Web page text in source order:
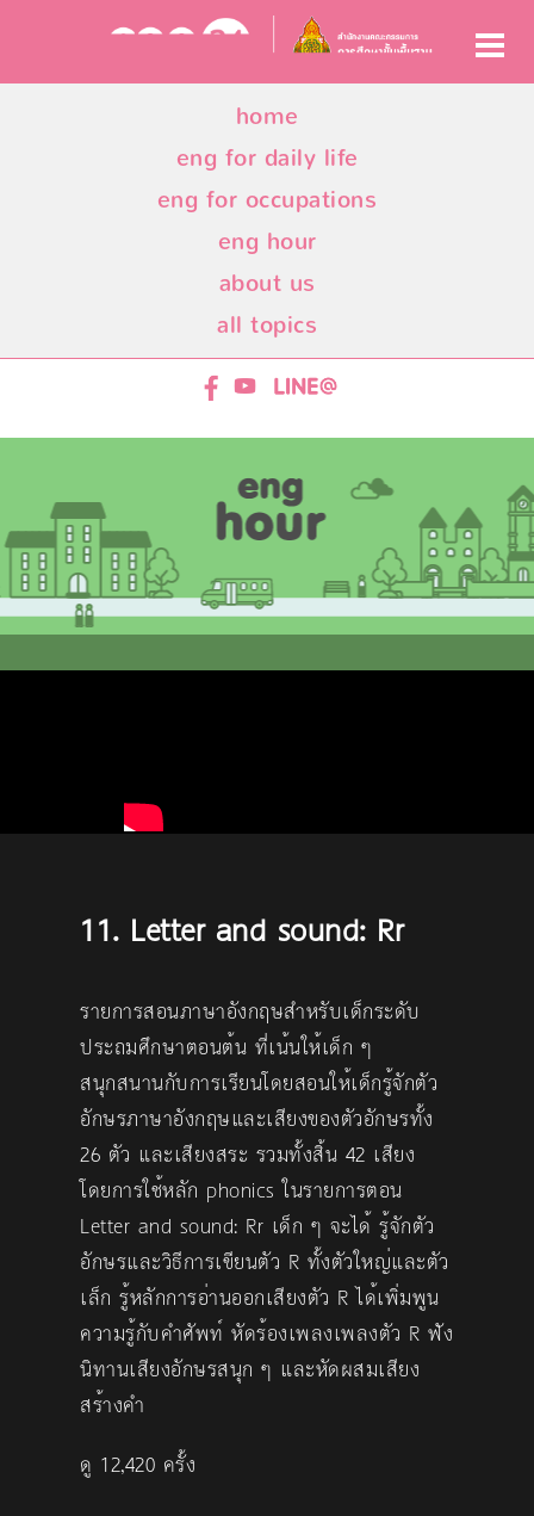
home
eng for daily life
eng for occupations
eng hour
about us
all topics
11. Letter and sound: Rr
รายการสอนภาษาอังกฤษสำหรับเด็กระดับ
ประถมศึกษาตอนต้น ที่เน้นให้เด็ก ๆ
สนุกสนานกับการเรียนโดยสอนให้เด็กรู้จักตัว
อักษรภาษาอังกฤษและเสียงของตัวอักษรทั้ง
26 ตัว และเสียงสระ รวมทั้งสิ้น 42 เสียง
โดยการใช้หลัก phonics ในรายการตอน
Letter and sound: Rr เด็ก ๆ จะได้ รู้จักตัว
อักษรและวิธีการเขียนตัว R ทั้งตัวใหญ่และตัว
เล็ก รู้หลักการอ่านออกเสียงตัว R ได้เพิ่มพูน
ความรู้กับคำศัพท์ หัดร้องเพลงเพลงตัว R ฟัง
นิทานเสียงอักษรสนุก ๆ และหัดผสมเสียง
สร้างคำ
ดู 12,420 ครั้ง